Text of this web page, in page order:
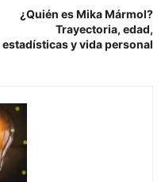
¿Quién es Mika Mármol?
Trayectoria, edad,
estadísticas y vida personal